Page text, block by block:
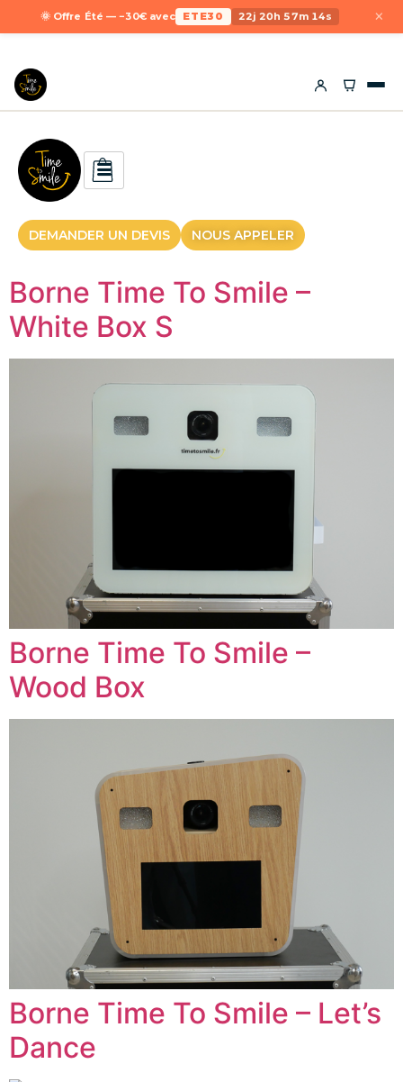
🌞 Offre Été — −30€ avec ETE30 22j 20h 57m 13s ×
DEMANDER UN DEVIS NOUS APPELER
Borne Time To Smile –
White Box S
Borne Time To Smile –
Wood Box
Borne Time To Smile – Let’s
Dance